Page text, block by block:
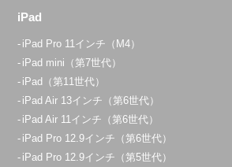
iPad
iPad Pro 11インチ（M4）
iPad mini（第7世代）
iPad（第11世代）
iPad Air 13インチ（第6世代）
iPad Air 11インチ（第6世代）
iPad Pro 12.9インチ（第6世代）
iPad Pro 12.9インチ（第5世代）